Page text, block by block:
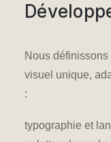
Nous
visuel unique,
:
typographie et